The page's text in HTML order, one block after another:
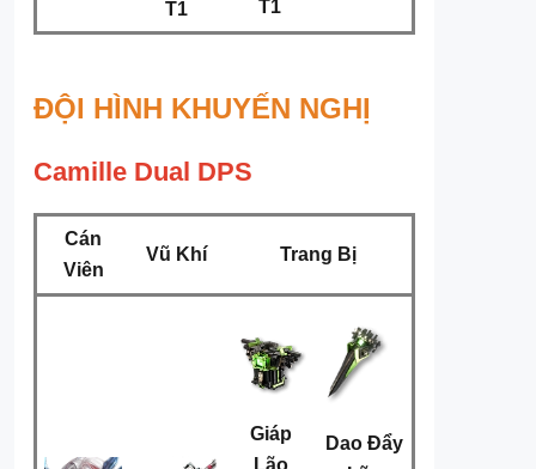
T1 T1
ĐỘI HÌNH KHUYẾN NGHỊ
Camille Dual DPS
Cán
Viên
Vũ Khí Trang Bị
Giáp
Dao Đẩy